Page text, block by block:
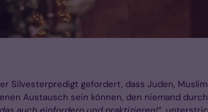
Silvesterpredigt gefordert, dass Juden,
Austausch sein können, den niemand